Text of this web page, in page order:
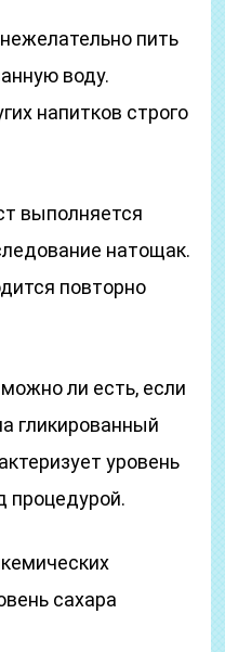
пить
воду.
напитков строго
выполняется
натощак.
повторно
ли есть, если
гликированный
уровень
процедурой.
сахара